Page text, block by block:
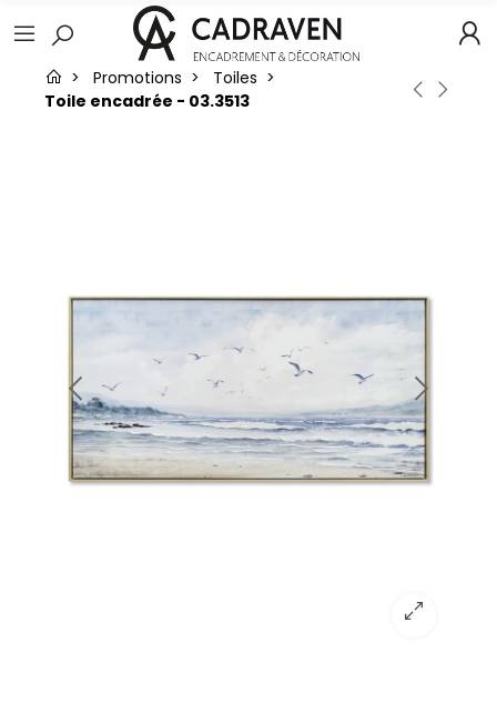
Promotions
Toiles
Toile encadrée - 03.3513